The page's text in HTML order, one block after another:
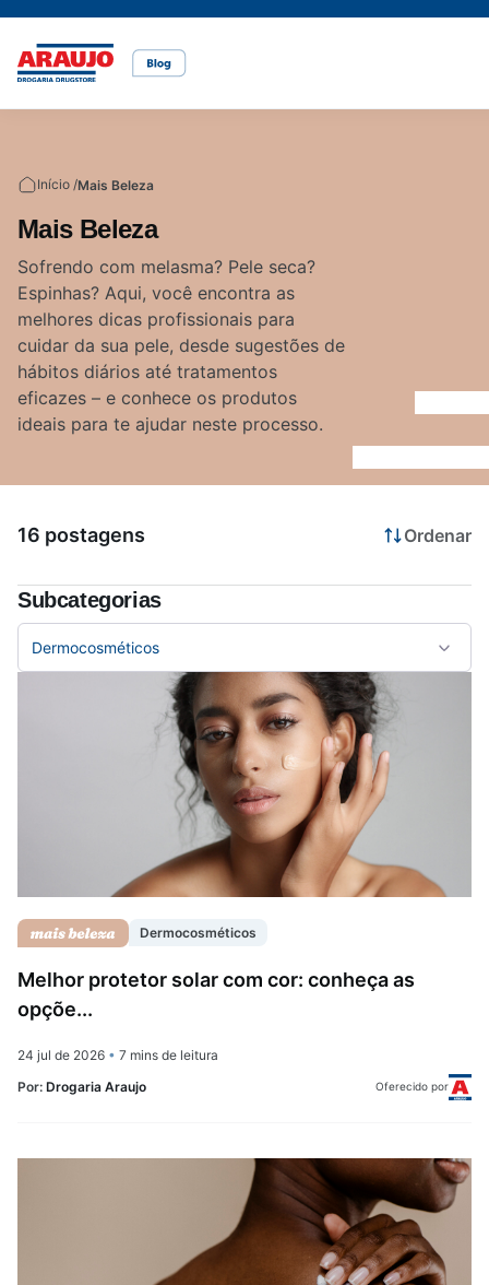
Cuidados com o pet
Rações
Cuidados com a pele
Cuidados com o cabelo
Dermocosméticos
Alimentação
Dicas de cuidados
Fraldas
Alimentação saudável
Bem-estar
Canetas para obesidade
Medicamentos
Saúde da mulher
Saúde do homem
Acesse o site da Araujo
Início /Mais Beleza
Mais Beleza
Sofrendo com melasma? Pele seca?
Espinhas? Aqui, você encontra as
melhores dicas profissionais para
cuidar da sua pele, desde sugestões de
hábitos diários até tratamentos
eficazes – e conhece os produtos
ideais para te ajudar neste processo.
16 postagens Ordenar
Subcategorias
Dermocosméticos
Dermocosméticos
Melhor protetor solar com cor: conheça as
opçõe...
24 jul de 2026 • 7 mins de leitura
Por: Drogaria Araujo Oferecido por